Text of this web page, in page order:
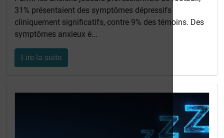
31% présentaient des symptômes dépressifs
cliniquement significatifs, contre 9% des témoins. Des
symptômes anxieux é...
Lire la suite